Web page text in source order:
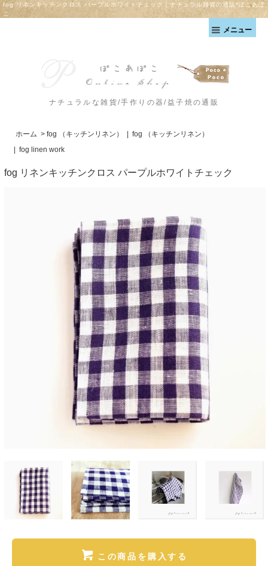
fog リネンキッチンクロス パープルホワイトチェック｜ナチュラル雑貨の通販*ぽこあぽ
こ
メニュー
ナチュラルな雑貨/手作りの器/益子焼の通販
ホーム > fog （キッチンリネン）
fog （キッチンリネン）
fog linen work
fog リネンキッチンクロス パープルホワイトチェック
この商品を購入する